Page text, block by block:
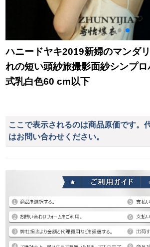
ハニードヤキ2019新婦のマンダ
れの短い頭紗旅撮影面紗シンプ
式乳白色60 cm以下
ここで表示されるのは商品原価です。
はお問い合わせください。